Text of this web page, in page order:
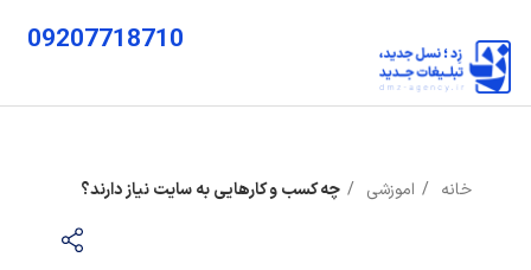
09207718710
خانه اموزشی چه کسب و کارهایی به سایت نیاز دارند؟